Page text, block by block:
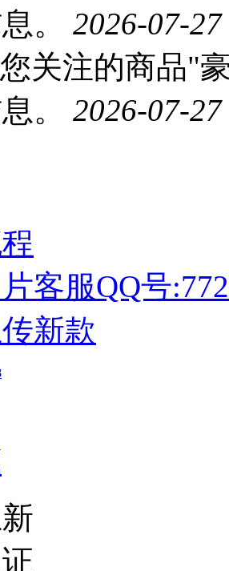
。 2026-07-
您关注的商品"
。 2026-07-
客服QQ号
新款